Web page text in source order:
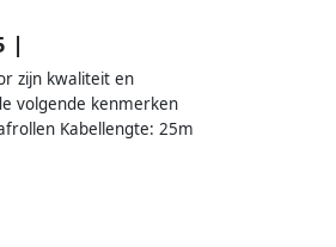
|
zijn kwaliteit en
volgende kenmerken
Kabellengte: 25m